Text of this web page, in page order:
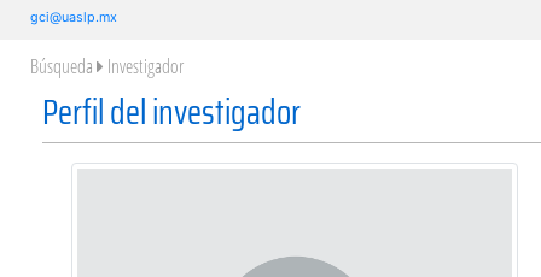
gci@uaslp.mx
Búsqueda Investigador
Perfil del investigador